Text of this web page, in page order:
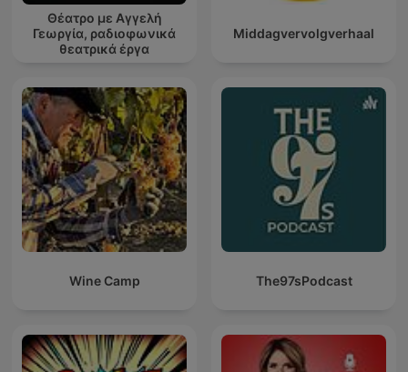
Θέατρο με Αγγελή
Γεωργία, ραδιοφωνικά
θεατρικά έργα
Middagvervolgverhaal
Wine Camp The97sPodcast